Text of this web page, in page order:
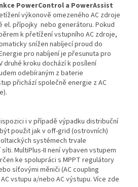
PowerControl a PowerAssist
výkonově omezeného AC zdroje
el. přípojky nebo generátoru. Pokud
k přetížení vstupního AC zdroje,
snížen nabíjecí proud do
pro nabíjení je přesunuta pro
druhé kroku dochází k posílení
odebíraným z baterie
přichází společně energie z AC
i v případě výpadku distribuční
použit jak v off-grid (ostrovních)
systémech trvale
MultiPlus-II není vybaven vstupem
ke spolupráci s MPPT regulátory
síťovými měniči (AC coupling
vstupu a/nebo AC výstupu. Více zde